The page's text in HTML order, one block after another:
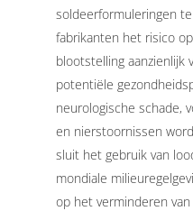
soldeerformuleringen
fabrikanten het risico
blootstelling aanzienlijk
potentiële
neurologische schade,
en nierstoornissen
sluit het gebruik van
mondiale
op het verminderen van